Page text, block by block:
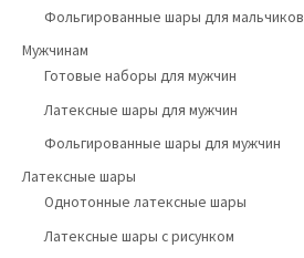
Фольгированные шары для мальчиков
Мужчинам
Готовые наборы для мужчин
Латексные шары для мужчин
Фольгированные шары для мужчин
Латексные шары
Однотонные латексные шары
Латексные шары с рисунком